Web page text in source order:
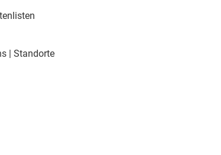
| Standorte